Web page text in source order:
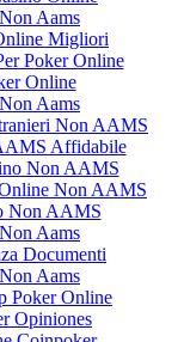
Aams
Migliori
Poker Online
Online
Aams
Non AAMS
Affidabile
Non AAMS
Non AAMS
Non AAMS
Aams
Documenti
Aams
Poker Online
Opiniones